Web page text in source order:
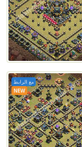
مع الرابط
NEW